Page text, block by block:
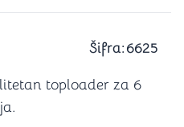
Šifra:6625
toploader za 6